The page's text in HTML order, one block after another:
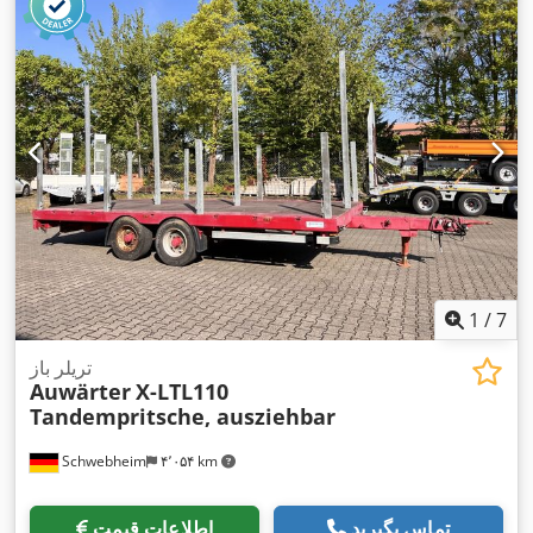
زیست‌دیزل, تجهیزات: اِی‌بی‌اِس‎, ترمز بادی تحت فشار,
1 /7
Schwebheim ۴٬۰۵۴ km
تریلر باز
AuwärterX-LTL110
Tandempritsche, ausziehbar